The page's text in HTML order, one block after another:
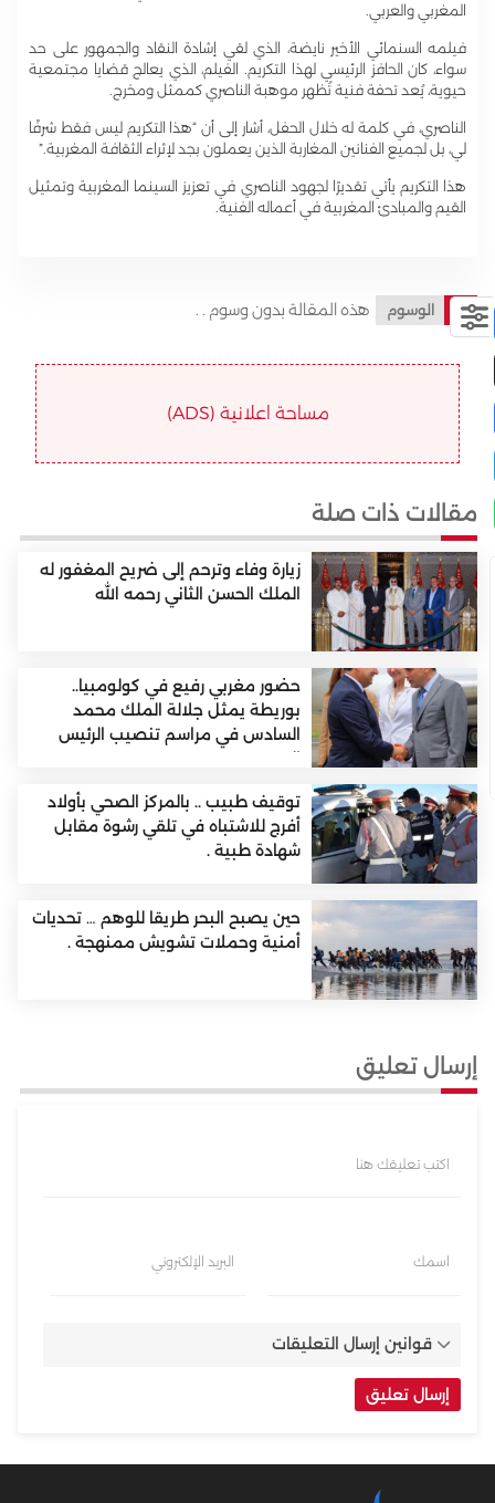
المغربي والعربي.
فيلمه السنمائي الأخير نايضة، الذي لقي إشادة النقاد والجمهور على حد
سواء، كان الحافز الرئيسي لهذا التكريم. الفيلم، الذي يعالج قضايا مجتمعية
حيوية، يُعد تحفة فنية تُظهر موهبة الناصري كممثل ومخرج.
الناصري، في كلمة له خلال الحفل، أشار إلى أن “هذا التكريم ليس فقط شرفًا
لي، بل لجميع الفنانين المغاربة الذين يعملون بجد لإثراء الثقافة المغربية.”
هذا التكريم يأتي تقديرًا لجهود الناصري في تعزيز السينما المغربية وتمثيل
القيم والمبادئ المغربية في أعماله الفنية.
الوسوم هذه المقالة بدون وسوم . .
مساحة اعلانية (ADS)
مقالات ذات صلة
زيارة وفاء وترحم إلى ضريح المغفور له
الملك الحسن الثاني رحمه الله
حضور مغربي رفيع في كولومبيا..
بوريطة يمثل جلالة الملك محمد
السادس في مراسم تنصيب الرئيس
الجديد.
توقيف طبيب .. بالمركز الصحي بأولاد
أفرج للاشتباه في تلقي رشوة مقابل
شهادة طبية .
حين يصبح البحر طريقا للوهم … تحديات
أمنية وحملات تشويش ممنهجة .
إرسال تعليق
اكتب تعليقك هنا
اسمك البريد الإلكتروني
قوانين إرسال التعليقات